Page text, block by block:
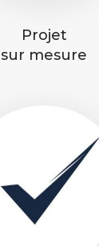
Projet
sur mesure